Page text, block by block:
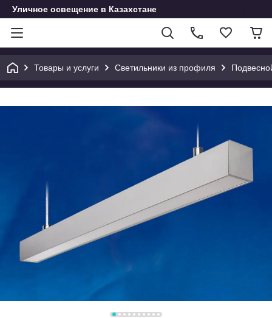
Уличное освещение в Казахстане
Товары и услуги Светильники из профиля